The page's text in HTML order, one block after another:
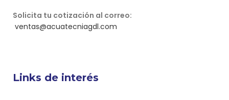
Solicita tu cotización al correo:
ventas@acuatecniagdl.com
Links de interés